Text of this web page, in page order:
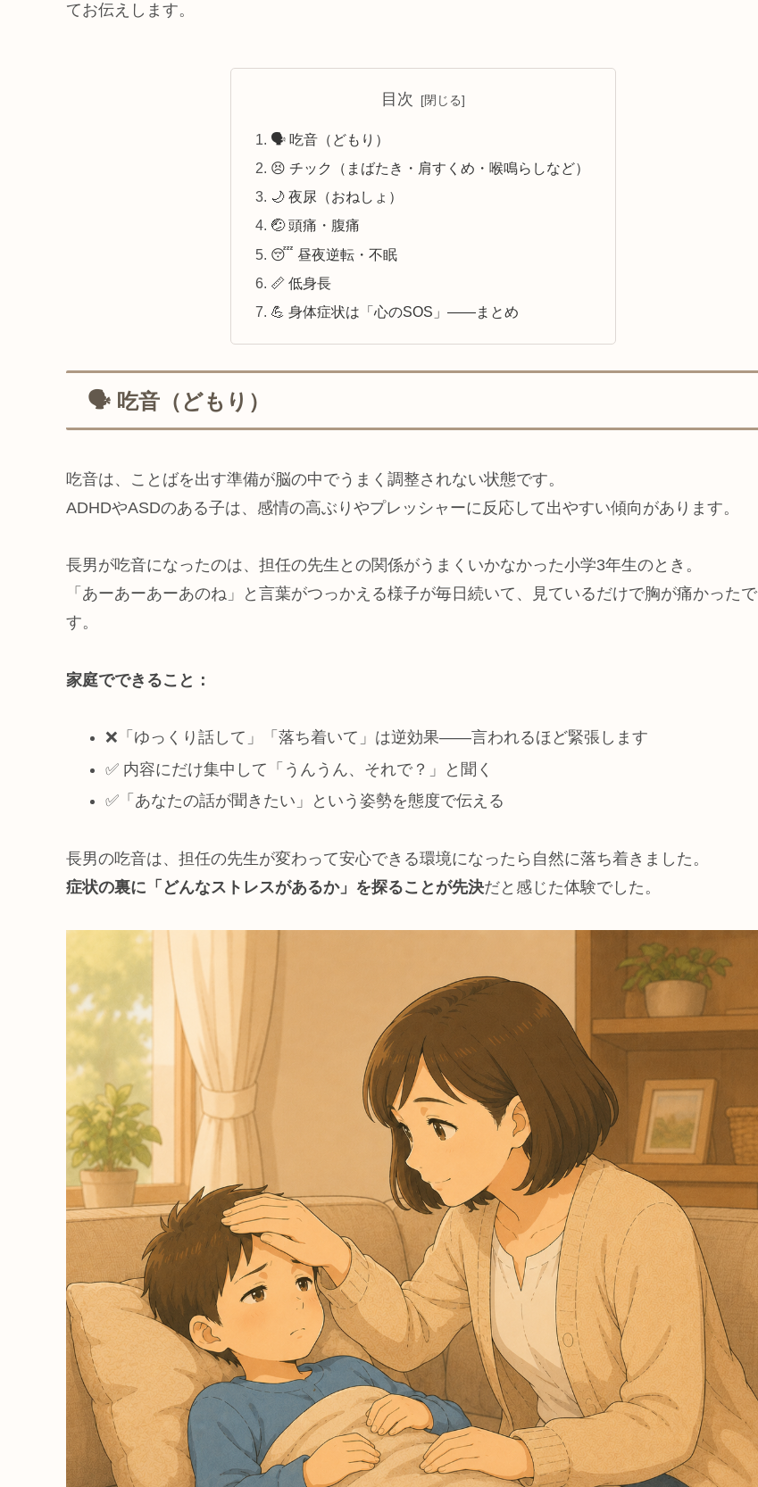
てお伝えします。
目次
🗣️ 吃音（どもり）
😣 チック（まばたき・肩すくめ・喉鳴らしなど）
🌙 夜尿（おねしょ）
🤕 頭痛・腹痛
😴 昼夜逆転・不眠
📏 低身長
💪 身体症状は「心のSOS」——まとめ
🗣️ 吃音（どもり）
吃音は、ことばを出す準備が脳の中でうまく調整されない状態です。
ADHDやASDのある子は、感情の高ぶりやプレッシャーに反応して出やすい傾向があります。
長男が吃音になったのは、担任の先生との関係がうまくいかなかった小学3年生のとき。
「あーあーあーあのね」と言葉がつっかえる様子が毎日続いて、見ているだけで胸が痛かったで
す。
家庭でできること：
❌「ゆっくり話して」「落ち着いて」は逆効果——言われるほど緊張します
✅ 内容にだけ集中して「うんうん、それで？」と聞く
✅「あなたの話が聞きたい」という姿勢を態度で伝える
長男の吃音は、担任の先生が変わって安心できる環境になったら自然に落ち着きました。
症状の裏に「どんなストレスがあるか」を探ることが先決だと感じた体験でした。